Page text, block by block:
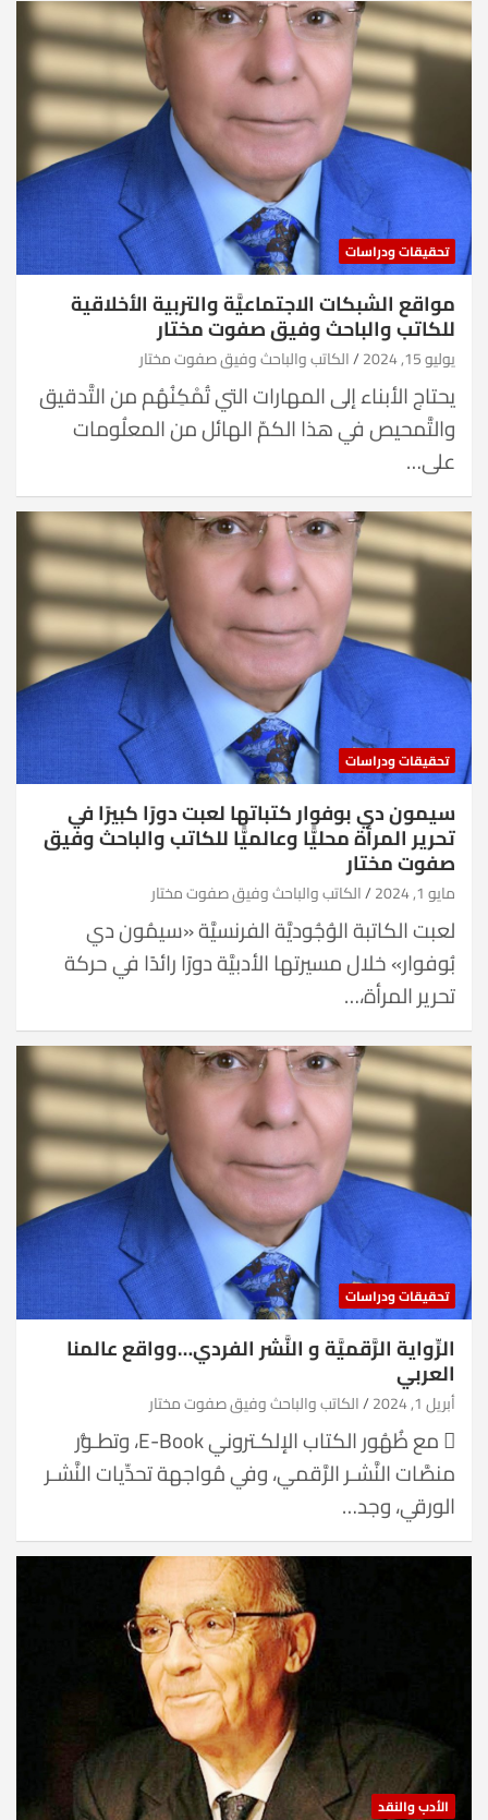
تحقيقات ودراسات
مواقع الشبكات الاجتماعيَّة والتربية الأخلاقية
للكاتب والباحث وفيق صفوت مختار
يوليو 15, 2024 الكاتب والباحث وفيق صفوت مختار
يحتاج الأبناء إلى المهارات التي تُمْكِنُهُم من التَّدقيق
والتَّمحيص في هذا الكمّ الهائل من المعلُومات
على…
تحقيقات ودراسات
سيمون دي بوفوار كتباتها لعبت دورًا كبيرًا في
تحرير المرأة محليًّا وعالميًّا للكاتب والباحث وفيق
صفوت مختار
مايو 1, 2024 الكاتب والباحث وفيق صفوت مختار
لعبت الكاتبة الوُجُوديَّة الفرنسيَّة «سيمُون دي
بُوفوار» خلال مسيرتها الأدبيَّة دورًا رائدًا في حركة
تحرير المرأة،…
تحقيقات ودراسات
الرِّواية الرَّقميَّة و النَّشر الفردي…وواقع عالمنا
العربي
أبريل 1, 2024 الكاتب والباحث وفيق صفوت مختار
 مع ظُهُور الكتاب الإلكـتروني E-Book، وتطـوُّر
منصَّات النَّشـر الرَّقمي، وفي مُواجهة تحدِّيات النَّشـر
الورقي، وجد…
الأدب والنقد